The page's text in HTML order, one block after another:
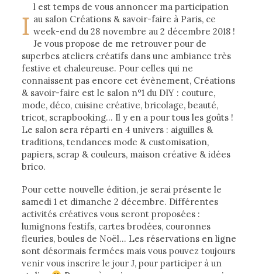
I
l est temps de vous annoncer ma participation
au salon Créations & savoir-faire à Paris, ce
week-end du 28 novembre au 2 décembre 2018 !
Je vous propose de me retrouver pour de
superbes ateliers créatifs dans une ambiance très
festive et chaleureuse. Pour celles qui ne
connaissent pas encore cet évènement, Créations
& savoir-faire est le salon n°1 du DIY : couture,
mode, déco, cuisine créative, bricolage, beauté,
tricot, scrapbooking… Il y en a pour tous les goûts !
Le salon sera réparti en 4 univers : aiguilles &
traditions, tendances mode & customisation,
papiers, scrap & couleurs, maison créative & idées
brico.
Pour cette nouvelle édition, je serai présente le
samedi 1 et dimanche 2 décembre. Différentes
activités créatives vous seront proposées :
lumignons festifs, cartes brodées, couronnes
fleuries, boules de Noël… Les réservations en ligne
sont désormais fermées mais vous pouvez toujours
venir vous inscrire le jour J, pour participer à un